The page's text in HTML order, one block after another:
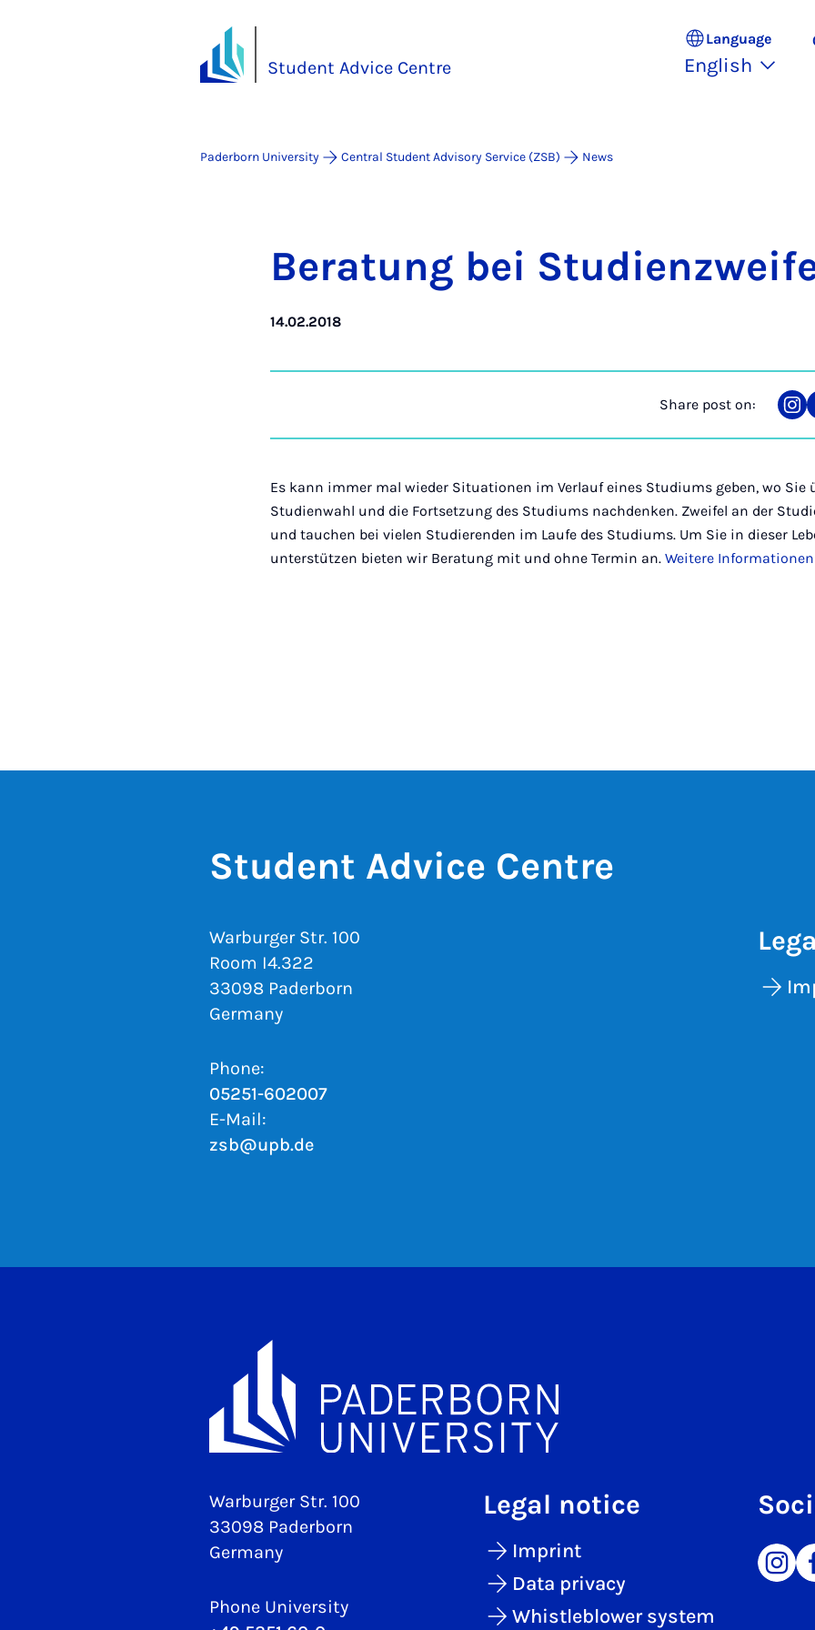
Student Advice Centre
Language
English
Paderborn University Central Student Advisory Service (ZSB) News
Be­r­a­tung bei
14.02.2018
Share post on:
on
Es kann immer mal wieder Situationen im Verlauf eines Studiums geben, wo Sie
Studienwahl und die Fortsetzung des Studiums nachdenken. Zweifel an der
und tauchen bei vielen Studierenden im Laufe des Studiums. Um Sie in dieser
unterstützen bieten wir Beratung mit und ohne Termin an.Weitere Informationen
Student Advice Centre
Warburger Str. 100
Room I4.322
33098 Paderborn
Germany
Phone:
05251-602007
E-Mail:
zsb@upb.de
Warburger Str. 100
33098 Paderborn
Germany
Phone University
Legal notice
Imprint
Data privacy
Whistleblower system